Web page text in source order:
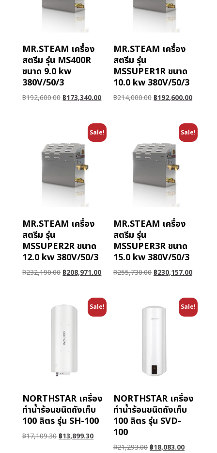
MR.STEAM เครื่อง
สตรีม รุ่น MS400R
ขนาด 9.0 kw
380V/50/3
฿192,600.00฿173,340.00
MR.STEAM เครื่อง
สตรีม รุ่น
MSSUPER1R ขนาด
10.0 kw 380V/50/3
฿214,000.00฿192,600.00
Sale!
MR.STEAM เครื่อง
สตรีม รุ่น
MSSUPER2R ขนาด
12.0 kw 380V/50/3
฿232,190.00 ฿208,971.00
Sale!
MR.STEAM เครื่อง
สตรีม รุ่น
MSSUPER3R ขนาด
15.0 kw 380V/50/3
฿255,730.00 ฿230,157.00
Sale!
NORTHSTAR เครื่อง
ทำน้ำร้อนชนิดถังเก็บ
100 ลิตร รุ่น SH-100
฿17,109.30 ฿13,899.30
Sale!
NORTHSTAR เครื่อง
ทำน้ำร้อนชนิดถังเก็บ
100 ลิตร รุ่น SVD-
100
฿21,293.00 ฿18,083.00